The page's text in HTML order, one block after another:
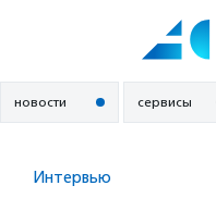
новости сервисы
Интервью